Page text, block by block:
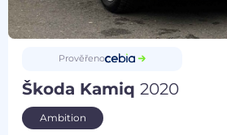
Prověřeno
Škoda Kamiq2020
Ambition